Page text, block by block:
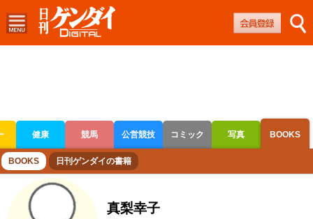
健康 競馬 公営競技 コミック 写真 BOOKS
ボートレース 競輪 オートレース
BOOKS 日刊ゲンダイの書籍
真梨幸子